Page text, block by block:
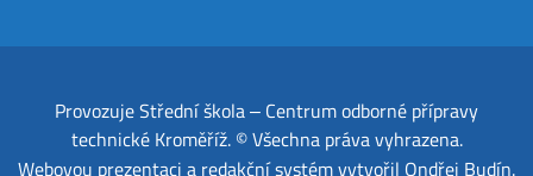
ProvozujeStřední škola ‒ Centrum odborné přípravy
technické Kroměříž. © Všechna práva vyhrazena.
Webovou prezentaci a redakční systémvytvořil Ondřej Budín.